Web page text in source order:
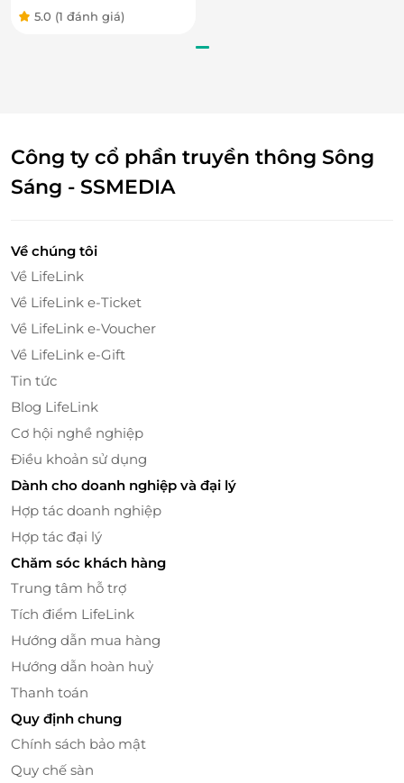
rất nhiều món ngon xứ sở Kim Chi tại Bay Chicken
như: Cơm chiên kim chi, cơm trộn bò Hàn Quốc, cơm
trộn gà Hàn Quốc, canh kim chi Hàn Quốc, canh đậu
lạ, hấp dẫn cho mỗi khách hàng.
Bay Chicken luôn nghiêm ngặt trong khâu chọn lựa
nguyên liệu, gà tươi được nhập hàng ngày đảm bảo
an toàn vệ sinh thực phẩm giúp khách hàng hoàn
toàn yên tâm mỗi khi thưởng thức.
Với đội ngũ nhân viên chuyên nghiệp, chu đáo, nhiệt
tình cùng chất lượng dịch vụ đẳng cấp, Bay Chicken
hứa hẹn sẽ mang đến trải nghiệm ẩm thực tuyệt vời
cho mỗi khách hàng.
Truy cậplifelink.vn
5.0 (1 đánh giá)
Công ty cổ phần truyền thông Sông
Sáng - SSMEDIA
Về chúng tôi
Về LifeLink
Về LifeLink e-Ticket
Về LifeLink e-Voucher
Về LifeLink e-Gift
Tin tức
Blog LifeLink
Cơ hội nghề nghiệp
Điều khoản sử dụng
Dành cho doanh nghiệp và đại lý
Hợp tác doanh nghiệp
Hợp tác đại lý
Chăm sóc khách hàng
Trung tâm hỗ trợ
Tích điểm LifeLink
Hướng dẫn mua hàng
Hướng dẫn hoàn huỷ
Thanh toán
Quy định chung
Chính sách bảo mật
Quy chế sàn